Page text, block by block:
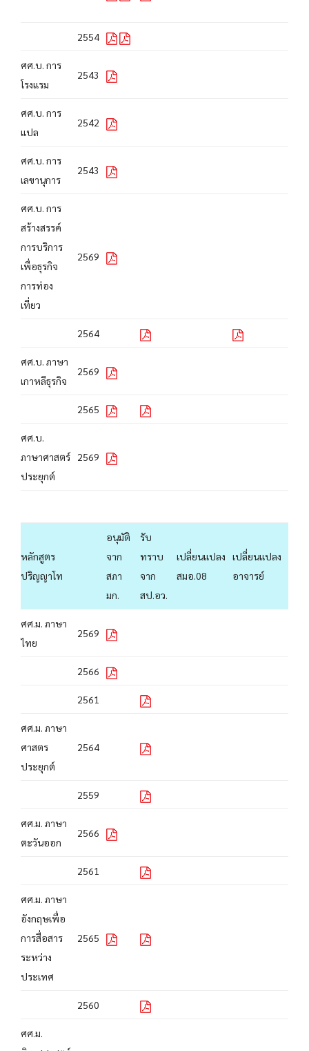
2554
ศศ.บ. การ
โรงแรม
2543
ศศ.บ. การ
แปล
2542
ศศ.บ. การ
เลขานุการ
2543
ศศ.บ. การ
สร้างสรรค์
การบริการ
เพื่อธุรกิจ
การท่อง
เที่ยว
2569
2564
ศศ.บ. ภาษา
เกาหลีธุรกิจ
2569
2565
ศศ.บ.
ภาษาศาสตร์
ประยุกต์
2569
หลักสูตร
ปริญญาโท
อนุมัติ
จาก
สภา
มก.
รับ
ทราบ
จาก
สป.อว.
เปลี่ยนแปลง
สมอ.08
เปลี่ยนแปลง
อาจารย์
ศศ.ม. ภาษา
ไทย
2569
2566
2561
ศศ.ม. ภาษา
ศาสตร
ประยุกต์
2564
2559
ศศ.ม. ภาษา
ตะวันออก
2566
2561
ศศ.ม. ภาษา
อังกฤษเพื่อ
การสื่อสาร
ระหว่าง
ประเทศ
2565
2560
ศศ.ม.